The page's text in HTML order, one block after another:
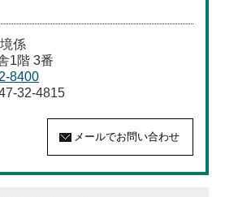
係
1階 3番
8400
32-4815